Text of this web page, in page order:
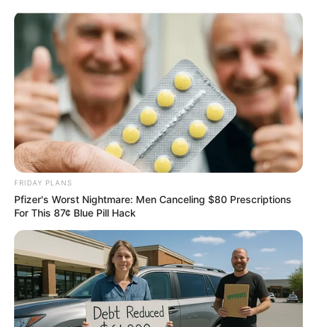
เคล็ดลับเสริมดวง วัน
พฤหัสบดี ที่ 9 มีนาคม
2566
การทำบุญเสริมดวงตามวันเกิดที่เหมาะกับผู้ที่เกิดในแต่ละวันนั้นจะมี
เคล็ดลับเสริมดวงอย่างไรบ้าง อ.มิก พชร ทูตเทวะ ได้ให้ข้อมูลไว้ดังนี้
ค่ะ
Home/ดูดวง/ เคล็ดลับเสริมดวง วันพฤหัสบดี ที่ 9 มีนาคม 2566
ดูดวง|
8 มี.ค. 2023
แบ่งปัน
FRIDAY PLANS
Pfizer's Worst Nightmare: Men Canceling $80 Prescriptions
For This 87¢ Blue Pill Hack